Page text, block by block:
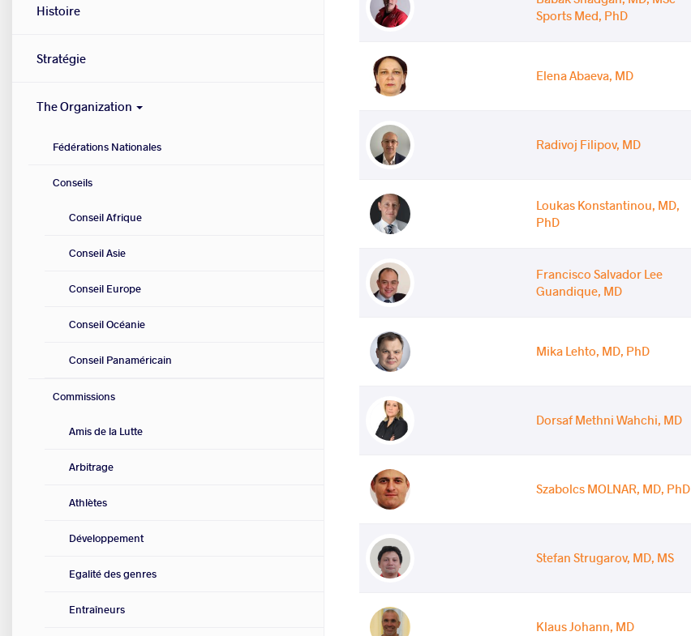
Sports Med, PhD
Elena Abaeva, MD
Radivoj Filipov, MD
Loukas Konstantinou, MD,
PhD
Francisco Salvador Lee
Guandique, MD
Mika Lehto, MD, PhD
Dorsaf Methni Wahchi, MD
Szabolcs MOLNAR, MD, PhD
Stefan Strugarov, MD, MS
Klaus Johann, MD
menu
Histoire
Stratégie
The Organization
Fédérations Nationales
Conseils
Conseil Afrique
Conseil Asie
Conseil Europe
Conseil Océanie
Conseil Panaméricain
Commissions
Amis de la Lutte
Arbitrage
Athlètes
Développement
Egalité des genres
Entraîneurs